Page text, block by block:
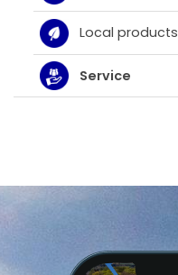
Local products
Service